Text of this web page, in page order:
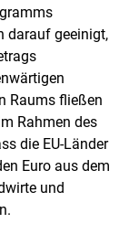
darauf geeinigt,
Raums fließen
Rahmen des
die EU-Länder
Euro aus dem
und